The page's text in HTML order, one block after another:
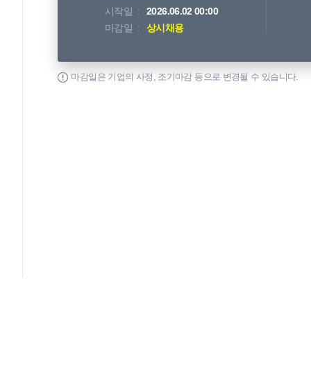
시작일
2026.06.02 00:00
마감일
상시채용
마감일은 기업의 사정, 조기마감 등으로 변경될 수 있습니다.